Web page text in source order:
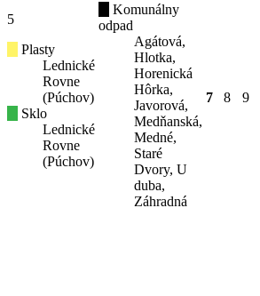
5
Plasty
Lednické
Rovne
(Púchov)
Sklo
Lednické
Rovne
(Púchov)
Komunálny
odpad
Agátová,
Hlotka,
Horenická
Hôrka,
Javorová,
Medňanská,
Medné,
Staré
Dvory, U
duba,
Záhradná
7 8 9